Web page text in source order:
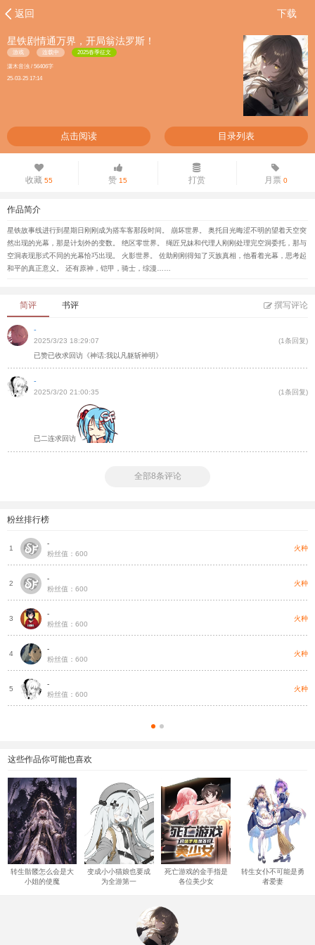
返回 下载
星铁剧情通万界，开局翁法罗斯！
游戏 连载中 2025春季征文
潇木音浊 / 56406字
25-03-25 17:14
点击阅读 目录列表
收藏 55 赞 15 打赏 月票0
作品简介
星铁故事线进行到星期日刚刚成为搭车客那段时间。 崩坏世界。 奥托目光晦涩不明的望着天空突
然出现的光幕，那是计划外的变数。 绝区零世界。 绳匠兄妹和代理人刚刚处理完空洞委托，那与
空洞表现形式不同的光幕恰巧出现。 火影世界。 佐助刚刚得知了灭族真相，他看着光幕，思考起
和平的真正意义。 还有原神，铠甲，骑士，综漫……
简评 书评 撰写评论
-
2025/3/23 18:29:07
(1条回复)
已赞已收求回访《神话:我以凡躯斩神明》
-
2025/3/20 21:00:35 (1条回复)
已二连求回访
全部8条评论
粉丝排行榜
1
-
粉丝值：600
火种
2
-
粉丝值：600
火种
3
-
粉丝值：600
火种
4
-
粉丝值：600
火种
5
-
粉丝值：600
火种
这些作品你可能也喜欢
转生骷髅怎么会是大
小姐的使魔
变成小小猫娘也要成
为全游第一
死亡游戏的金手指是
各位美少女
转生女仆不可能是勇
者爱妻